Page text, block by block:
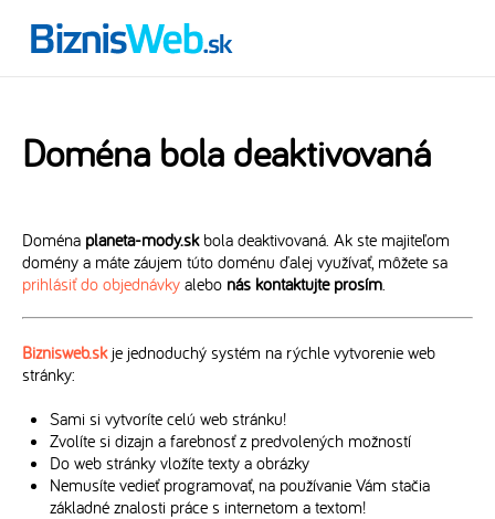
Doména bola deaktivovaná
Doména planeta-mody.skbola deaktivovaná. Ak ste majiteľom
domény a máte záujem túto doménu ďalej využívať, môžete sa
prihlásiť do objednávky alebo nás kontaktujte prosím.
Biznisweb.skje jednoduchý systém na rýchle vytvorenie web
stránky:
Sami si vytvoríte celú web stránku!
Zvolíte si dizajn a farebnosť z predvolených možností
Do web stránky vložíte texty a obrázky
Nemusíte vedieť programovať, na používanie Vám stačia
základné znalosti práce s internetom a textom!